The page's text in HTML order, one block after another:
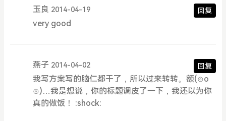
玉良 2014-04-19 回复
very good
燕子 2014-04-02 回复
我写方案写的脑仁都干了，所以过来转转。额(⊙o
⊙)…我是想说，你的标题调皮了一下，我还以为你
真的做饭！ :shock: